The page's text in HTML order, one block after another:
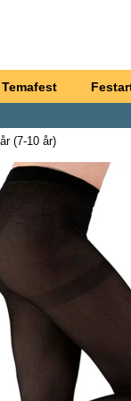
Temafest
(7-10 år)